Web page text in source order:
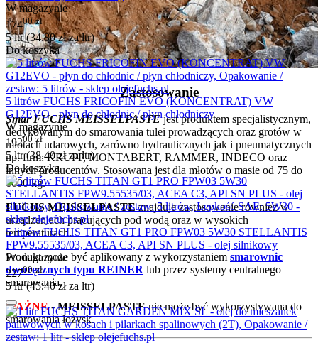
Zastosowanie
Smar FUCHS MEISSELPASTEjest produktem specjalistycznym,
dedykowanym do smarowania tulei prowadzących oraz grotów w
młotach udarowych, zarówno hydraulicznych jak i pneumatycznych
np. firm: KRUPP, MONTABERT, RAMMER, INDECO oraz
innych producentów. Stosowana jest dla młotów o masie od 75 do
6000 kg.
FUCHS MEISSELPASTEznajduje zastosowanie również w
urządzeniach pracujących pod wodą oraz w wysokich
temperaturach.
Produkt może być aplikowany z wykorzystaniem smarownic
dwuręcznych typu REINER lub przez systemy centralnego
smarowania.
WAŻNE-MEISSELPASTEnie może być wykorzystywana do
smarowania łożysk.
W magazynie
17400 zł
5 ltr (34.80złza ltr)
Do koszyka
5 litrów FUCHS FRICOFIN EVO (KONCENTRAT) VW
G12EVO - płyn do chłodnic / płyn chłodniczy
W magazynie
19200 zł
5 ltr (38.40złza ltr)
Do koszyka
5 litrów FUCHS TITAN GT1 PRO FPW03 5W30 STELLANTIS
FPW9.55535/03, ACEA C3, API SN PLUS - olej silnikowy
W magazynie
22700 zł
5 ltr (45.40złza ltr)